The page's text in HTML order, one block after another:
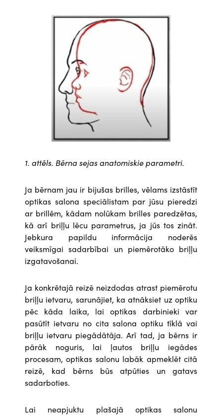
1. attēls. Bērna sejas anatomiskie parametri.
Ja bērnam jau ir bijušas brilles, vēlams izstāstīt
optikas salona speciālistam par jūsu pieredzi
ar brillēm, kādam nolūkam brilles paredzētas,
kā arī briļļu lēcu parametrus, ja jūs tos zināt.
Jebkura papildu informācija noderēs
veiksmīgai sadarbībai un piemērotāko briļļu
izgatavošanai.
Ja konkrētajā reizē neizdodas atrast piemērotu
briļļu ietvaru, sarunājiet, ka atnāksiet uz optiku
pēc kāda laika, lai optikas darbinieki var
pasūtīt ietvaru no cita salona optiku tīklā vai
briļļu ietvaru piegādātāja. Arī tad, ja bērns ir
pārāk noguris, lai ļautos briļļu iegādes
procesam, optikas salonu labāk apmeklēt citā
reizē, kad bērns būs atpūties un gatavs
sadarboties.
Lai neapjuktu plašajā optikas salonu